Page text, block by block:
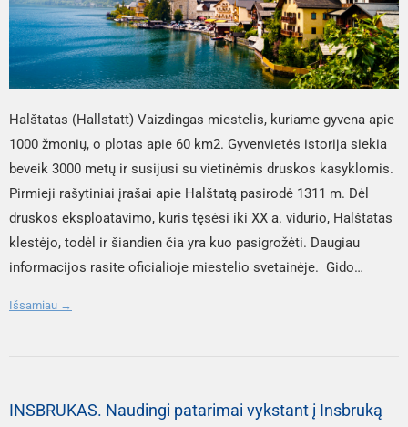
Halštatas (Hallstatt) Vaizdingas miestelis, kuriame gyvena apie
1000 žmonių, o plotas apie 60 km2. Gyvenvietės istorija siekia
beveik 3000 metų ir susijusi su vietinėmis druskos kasyklomis.
Pirmieji rašytiniai įrašai apie Halštatą pasirodė 1311 m. Dėl
druskos eksploatavimo, kuris tęsėsi iki XX a. vidurio, Halštatas
klestėjo, todėl ir šiandien čia yra kuo pasigrožėti. Daugiau
informacijos rasite oficialioje miestelio svetainėje. Gido
paveldo sąrašą. Jame tėra dvi gatvės. Nepaisant to, čia nemažai
išdalinami prie įėjimo. Vokiečių arba anglų kalbomis rengiamos
Išsamiau →
INSBRUKAS. Naudingi patarimai vykstant į Insbruką